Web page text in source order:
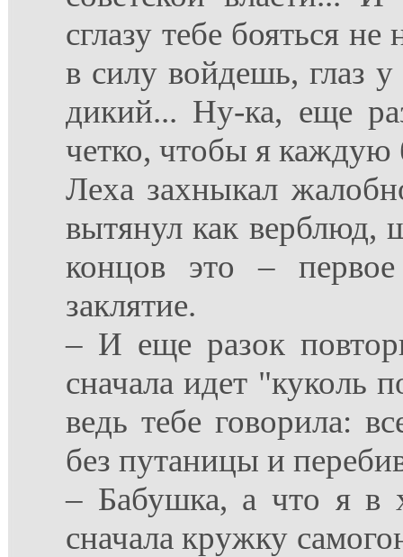
сглазу тебе бояться
в силу войдешь, глаз
дикий... Ну-ка, еще
четко, чтобы я каждую
Леха захныкал
вытянул как верблюд,
концов это –
заклятие.
– И еще разок
сначала идет "куколь
ведь тебе говорила:
без путаницы и
– Бабушка, а что я в
сначала кружку